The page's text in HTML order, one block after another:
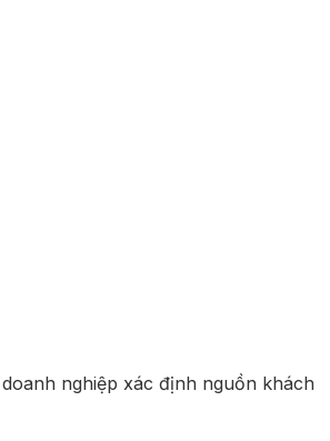
nghiệp xác định nguồn khách